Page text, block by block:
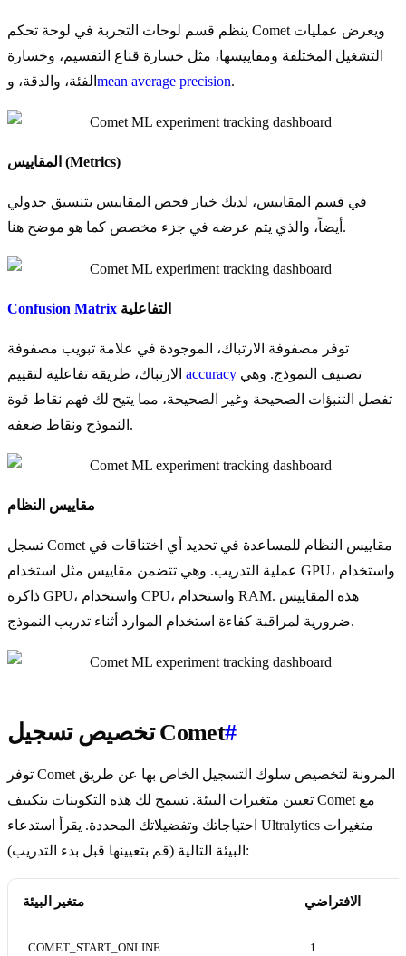
ينظم قسم لوحات التجربة في لوحة تحكم Comet ويعرض عمليات
التشغيل المختلفة ومقاييسها، مثل خسارة قناع التقسيم، وخسارة
الفئة، والدقة، و mean average precision.
المقاييس (Metrics)
في قسم المقاييس، لديك خيار فحص المقاييس بتنسيق جدولي
أيضاً، والذي يتم عرضه في جزء مخصص كما هو موضح هنا.
Confusion Matrix التفاعلية
توفر مصفوفة الارتباك، الموجودة في علامة تبويب مصفوفة
accuracy
تفصل التنبؤات الصحيحة وغير الصحيحة، مما يتيح لك فهم نقاط قوة
النموذج ونقاط ضعفه.
مقاييس النظام
تسجل Comet مقاييس النظام للمساعدة في تحديد أي اختناقات في
عملية التدريب. وهي تتضمن مقاييس مثل استخدام GPU، واستخدام
ذاكرة GPU، واستخدام CPU، واستخدام RAM. هذه المقاييس
ضرورية لمراقبة كفاءة استخدام الموارد أثناء تدريب النموذج.
تخصيص تسجيل Comet#
توفر Comet المرونة لتخصيص سلوك التسجيل الخاص بها عن طريق
تعيين متغيرات البيئة. تسمح لك هذه التكوينات بتكييف Comet مع
احتياجاتك وتفضيلاتك المحددة. يقرأ استدعاء Ultralytics متغيرات
البيئة التالية (قم بتعيينها قبل بدء التدريب):
متغير البيئة الافتراضي
COMET_START_ONLINE 1